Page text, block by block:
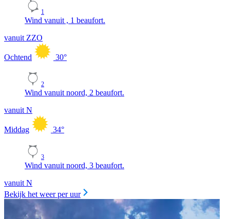
1
Wind vanuit , 1 beaufort.
vanuit ZZO
Ochtend 30°
2
Wind vanuit noord, 2 beaufort.
vanuit N
Middag 34°
3
Wind vanuit noord, 3 beaufort.
vanuit N
Bekijk het weer per uur